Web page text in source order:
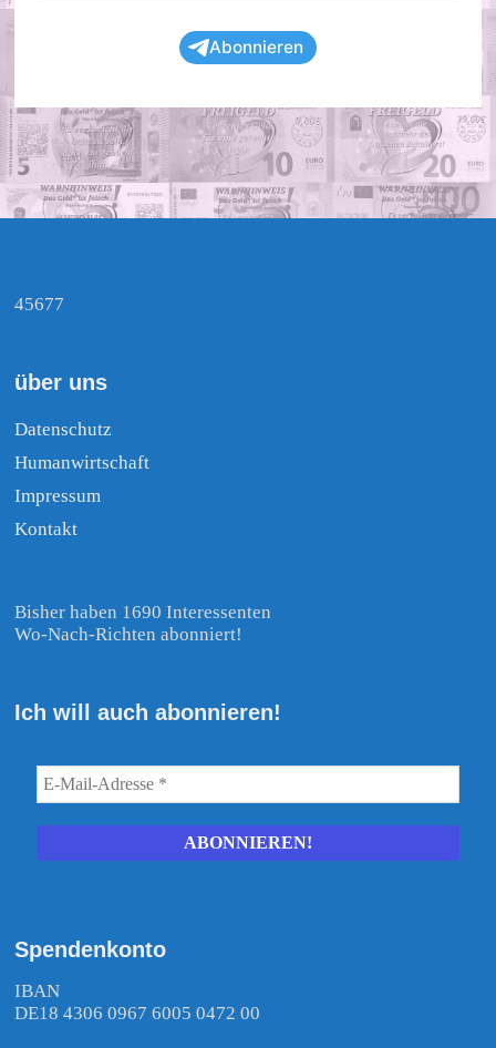
Abonnieren
45677
über uns
Datenschutz
Humanwirtschaft
Impressum
Kontakt
Bisher haben 1690 Interessenten
Wo-Nach-Richten abonniert!
Ich will auch abonnieren!
Spendenkonto
IBAN
DE18 4306 0967 6005 0472 00